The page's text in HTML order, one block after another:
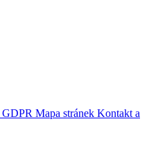
GDPR Mapa stránek Kontakt a